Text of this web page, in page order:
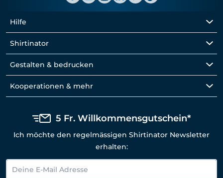
Hilfe
Shirtinator
Gestalten & bedrucken
Kooperationen & mehr
5 Fr. Willkommensgutschein*
Ich möchte den regelmässigen Shirtinator Newsletter
erhalten: